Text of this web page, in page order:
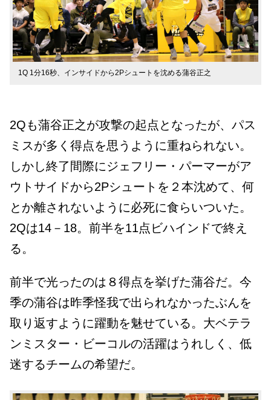
1Q 1分16秒、インサイドから2Pシュートを沈める蒲谷正之
2Qも蒲谷正之が攻撃の起点となったが、パス
ミスが多く得点を思うように重ねられない。
しかし終了間際にジェフリー・パーマーがア
ウトサイドから2Pシュートを２本沈めて、何
とか離されないように必死に食らいついた。
2Qは14－18。前半を11点ビハインドで終え
る。
前半で光ったのは８得点を挙げた蒲谷だ。今
季の蒲谷は昨季怪我で出られなかったぶんを
取り返すように躍動を魅せている。大ベテラ
ンミスター・ビーコルの活躍はうれしく、低
迷するチームの希望だ。